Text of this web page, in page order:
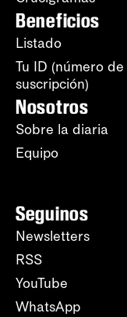
Beneficios
Listado
Tu ID (número de
suscripción)
Nosotros
Sobre la diaria
Equipo
Seguinos
Newsletters
RSS
YouTube
WhatsApp